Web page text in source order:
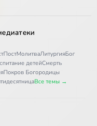
ПостМолитваЛитургияБог
детейСмерть
Покров Богородицы
Все темы →